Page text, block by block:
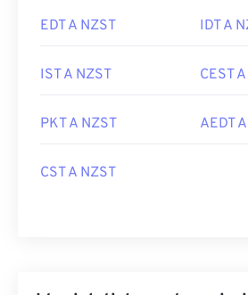
EDT A NZST IDT A
IST A NZST CEST
PKT A NZST AEDT
CST A NZST